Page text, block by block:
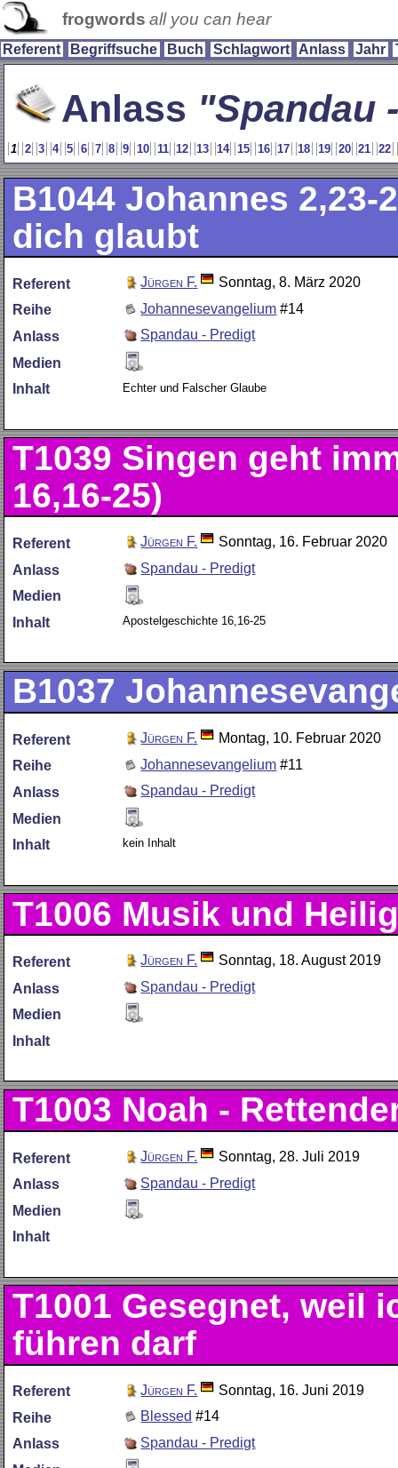
frogwords all you can hear
Referent Begriffsuche Buch Schlagwort Anlass Jahr
Anlass Spandau
1 2 3 4 5 6 7 8 9 10 11 12 13 14 15 16 17 18 19 20 21 22
B1044 Johannes 2,23-
dich glaubt
Referent Jürgen F.
Sonntag, 8. März 2020
Reihe
Johannesevangelium #14
Anlass
Spandau - Predigt
Medien
Inhalt
Echter und Falscher Glaube
T1039 Singen geht
16,16-25)
Referent Jürgen F.
Sonntag, 16. Februar 2020
Anlass
Spandau - Predigt
Medien
Inhalt
Apostelgeschichte 16,16-25
B1037
Referent Jürgen F.
Montag, 10. Februar 2020
Reihe
Johannesevangelium #11
Anlass
Spandau - Predigt
Medien
Inhalt
kein Inhalt
T1006 Musik und
Referent Jürgen F.
Sonntag, 18. August 2019
Anlass
Spandau - Predigt
Medien
Inhalt
T1003 Noah -
Referent Jürgen F.
Sonntag, 28. Juli 2019
Anlass
Spandau - Predigt
Medien
Inhalt
T1001 Gesegnet, weil
führen darf
Referent Jürgen F.
Sonntag, 16. Juni 2019
Reihe
Blessed #14
Anlass
Spandau - Predigt